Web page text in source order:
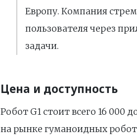
Европу. Компания
пользователя через
задачи.
Цена и доступность
Робот G1 стоит всего 16
на рынке гуманоидных